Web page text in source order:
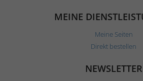
MEINE
Meine Seiten
Direkt bestellen
NEWSLETTER